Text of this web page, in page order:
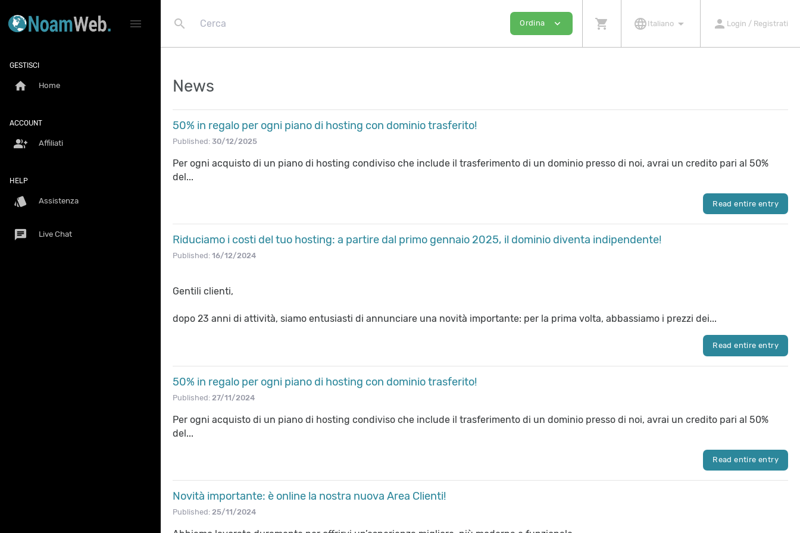
menu search Ordina expand_more shopping_cart language Italiano arrow_drop_down person Login / Registrati
GESTISCI
home Home
ACCOUNT
group_add Affiliati
HELP
style Assistenza
chat Live Chat
News
50% in regalo per ogni piano di hosting con dominio trasferito!
Published: 30/12/2025
Per ogni acquisto di un piano di hosting condiviso che include il trasferimento di un dominio presso di noi, avrai un credito pari al 50%
del...
Read entire entry
Riduciamo i costi del tuo hosting: a partire dal primo gennaio 2025, il dominio diventa indipendente!
Published: 16/12/2024
Gentili clienti,
dopo 23 anni di attività, siamo entusiasti di annunciare una novità importante: per la prima volta, abbassiamo i prezzi dei...
Read entire entry
50% in regalo per ogni piano di hosting con dominio trasferito!
Published: 27/11/2024
Per ogni acquisto di un piano di hosting condiviso che include il trasferimento di un dominio presso di noi, avrai un credito pari al 50%
del...
Read entire entry
Novità importante: è online la nostra nuova Area Clienti!
Published: 25/11/2024